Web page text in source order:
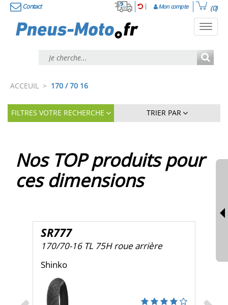
Contact Mon compte (0)
ACCEUIL > 170 / 70 16
FILTRES VOTRE RECHERCHE TRIER PAR
Nos TOP produits pour
ces dimensions
carrousel
SR777
170/70-16 TL 75H roue arrière
Shinko